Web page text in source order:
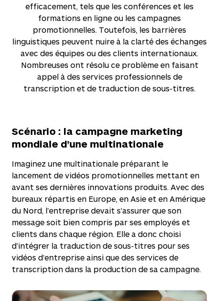
efficacement, tels que les conférences et les
formations en ligne ou les campagnes
promotionnelles. Toutefois, les barrières
linguistiques peuvent nuire à la clarté des échanges
avec des équipes ou des clients internationaux.
Nombreuses ont résolu ce problème en faisant
appel à des services professionnels de
transcription et de traduction de sous-titres.
Scénario : la campagne marketing
mondiale d’une multinationale
Imaginez une multinationale préparant le
lancement de vidéos promotionnelles mettant en
avant ses dernières innovations produits. Avec des
bureaux répartis en Europe, en Asie et en Amérique
du Nord, l’entreprise devait s’assurer que son
message soit bien compris par ses employés et
clients dans chaque région. Elle a donc choisi
d’intégrer la traduction de sous-titres pour ses
vidéos d’entreprise ainsi que des services de
transcription dans la production de sa campagne.